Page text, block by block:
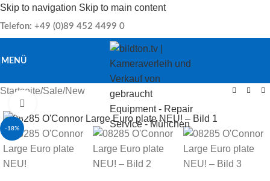
Skip to navigation Skip to main content
Telefon: +49 (0)89 452 4499 0
MENÜ
Startseite/Sale/New
-18%